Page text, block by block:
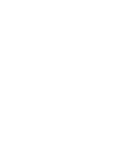
AGING SET